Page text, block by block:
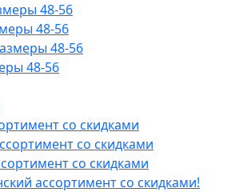
48-56
48-56
48-56
48-56
со скидками
со скидками
со скидками
ассортимент со скидками!